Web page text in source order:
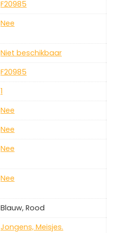
‎F20985
‎Nee
‎Niet beschikbaar
‎F20985
‎1
‎Nee
‎Nee
‎Nee
‎Nee
‎Blauw, Rood
‎Jongens, Meisjes.